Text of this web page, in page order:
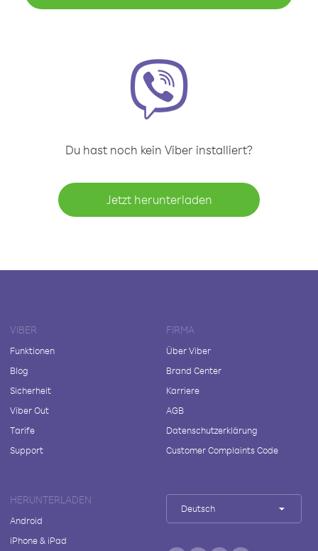
Du hast noch kein Viber installiert?
Jetzt herunterladen
VIBER
Funktionen
Blog
Sicherheit
Viber Out
Tarife
Support
FIRMA
Über Viber
Brand Center
Karriere
AGB
Datenschutzerklärung
Customer Complaints Code
HERUNTERLADEN
Android
iPhone & iPad
Deutsch